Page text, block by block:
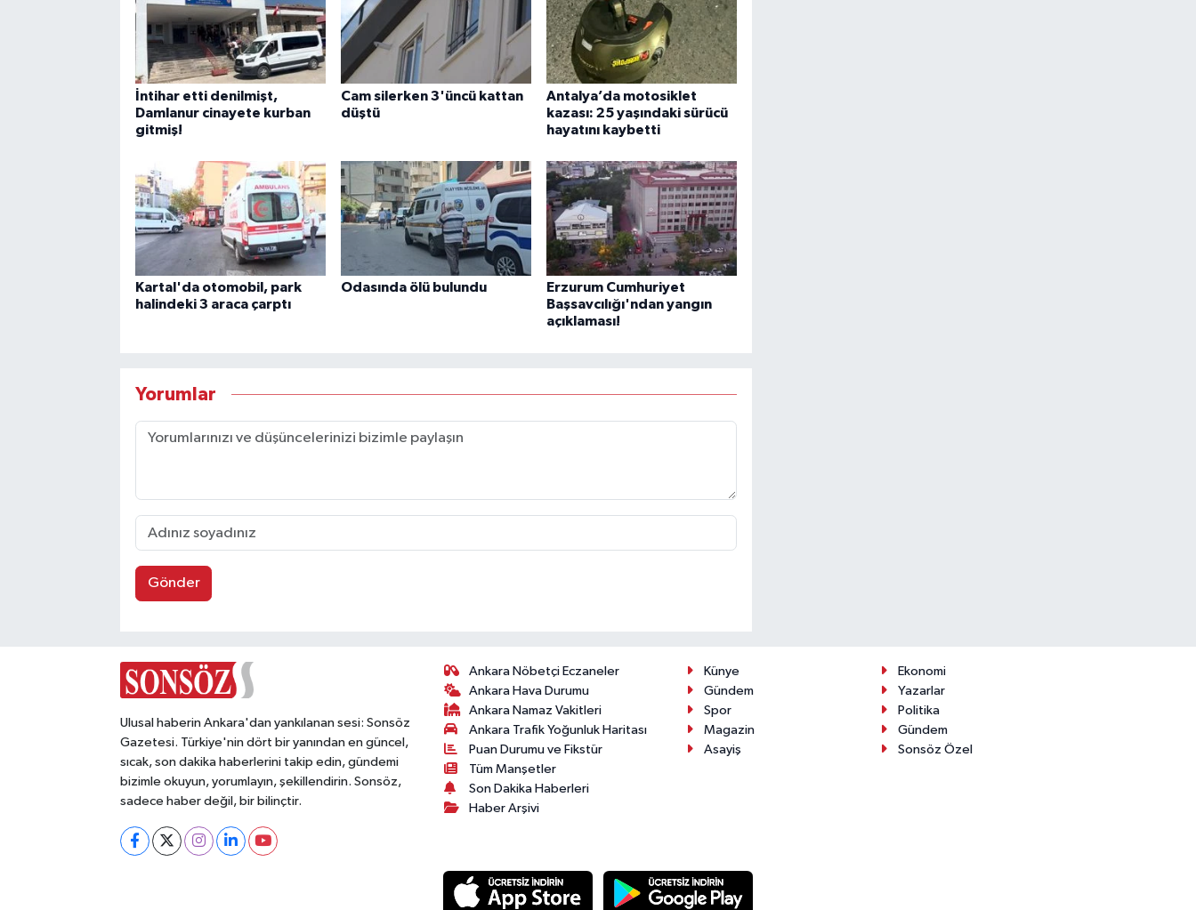
İntihar etti denilmişt,
Damlanur cinayete kurban
gitmiş!
Cam silerken 3'üncü kattan
düştü
Antalya’da motosiklet
kazası: 25 yaşındaki sürücü
hayatını kaybetti
Kartal'da otomobil, park
halindeki 3 araca çarptı
Odasında ölü bulundu
Erzurum Cumhuriyet
Başsavcılığı'ndan yangın
açıklaması!
Yorumlar
Gönder
Ulusal haberin Ankara'dan yankılanan sesi: Sonsöz
Gazetesi. Türkiye'nin dört bir yanından en güncel,
sıcak, son dakika haberlerini takip edin, gündemi
bizimle okuyun, yorumlayın, şekillendirin. Sonsöz,
sadece haber değil, bir bilinçtir.
Ankara Nöbetçi Eczaneler
Ankara Hava Durumu
Ankara Namaz Vakitleri
Ankara Trafik Yoğunluk Haritası
Puan Durumu ve Fikstür
Tüm Manşetler
Son Dakika Haberleri
Haber Arşivi
Künye
Ekonomi
Gündem
Yazarlar
Spor
Politika
Magazin
Gündem
Asayiş
Sonsöz Özel